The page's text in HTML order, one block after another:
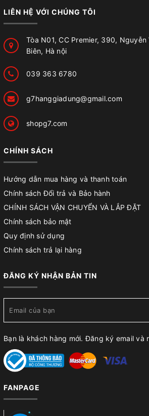
LIÊN HỆ VỚI CHÚNG TÔI
Tòa N01, CC Premier, 390, Nguyễn
Biên, Hà nội
039 363 6780
g7hanggiadung@gmail.com
shopg7.com
CHÍNH SÁCH
Hướng dẫn mua hàng và thanh toán
Chính sách Đổi trả và Bảo hành
CHÍNH SÁCH VẬN CHUYỂN VÀ LẮP ĐẶT
Chính sách bảo mật
Quy định sử dụng
Chính sách trả lại hàng
ĐĂNG KÝ NHẬN BẢN TIN
Bạn là khách hàng mới. Đăng ký email và
FANPAGE